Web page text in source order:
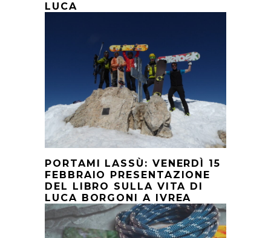
LUCA
PORTAMI LASSÙ: VENERDÌ 15
FEBBRAIO PRESENTAZIONE
DEL LIBRO SULLA VITA DI
LUCA BORGONI A IVREA